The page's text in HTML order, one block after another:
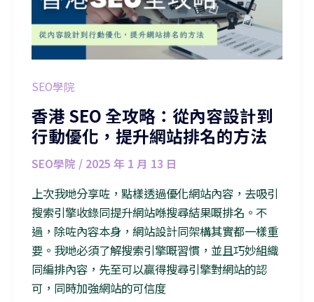
SEO學院
香港 SEO 全攻略：從內容設計到
行動優化，提升網站排名的方法
SEO學院 / 2025 年 1 月 13 日
上次我哋分享咗，點樣透過優化網站內容，去吸引
搜索引擎收錄同提升網站喺搜尋結果嘅排名。不
過，除咗內容本身，網站設計同架構其實都一樣重
要。我哋必須了解搜索引擎嘅習慣，並且巧妙組織
同編排內容，先至可以贏得搜尋引擎對網站的認
可，同時加強網站的可信度